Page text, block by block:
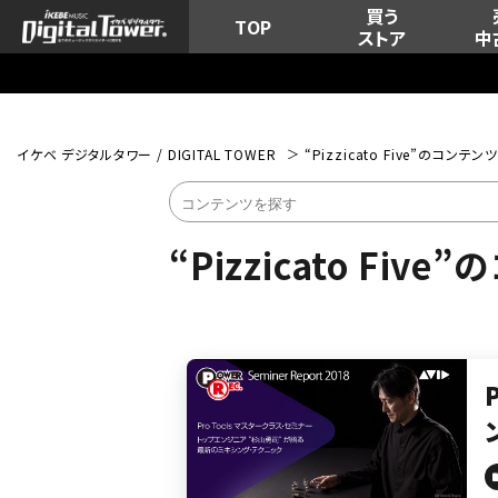
TOP
買う
ストア
イケベ デジタルタワー / DIGITAL TOWER “Pizzicato Five”のコンテン
“Pizzicato Five”の